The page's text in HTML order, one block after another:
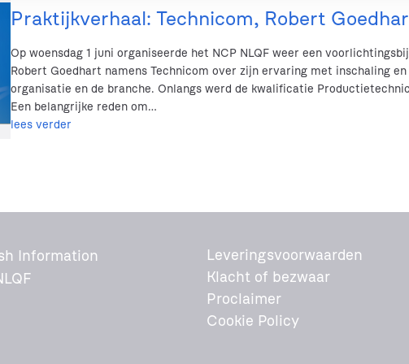
Praktijkverhaal: Technicom, Robert
Op woensdag 1 juni organiseerde het NCP NLQF weer een
Robert Goedhart namens Technicom over zijn ervaring met inschaling
organisatie en de branche. Onlangs werd de kwalificatie
Een belangrijke reden om…
lees verder
Information
Leveringsvoorwaarden
Klacht of bezwaar
Proclaimer
Cookie Policy